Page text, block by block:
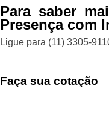
Para saber
Presença com
Ligue para (11) 3305-
Faça sua cotação